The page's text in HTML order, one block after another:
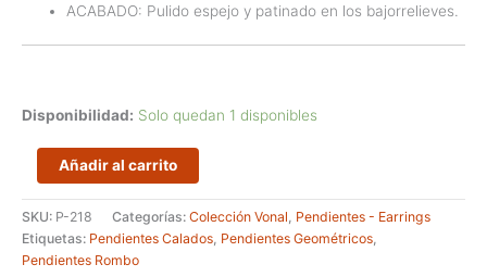
ACABADO: Pulido espejo y patinado en los bajorrelieves.
Disponibilidad: Solo quedan 1 disponibles
Pendientes
grande
con
rombos
alineados
cantidad
Añadir al carrito
SKU: P-218 Categorías: Colección Vonal, Pendientes - Earrings
Etiquetas: Pendientes Calados, Pendientes Geométricos,
Pendientes Rombo